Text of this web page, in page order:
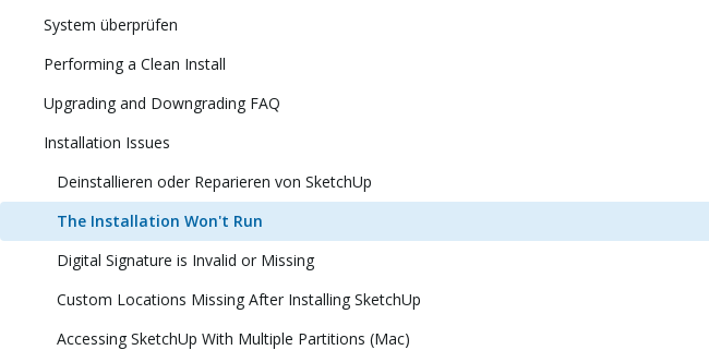
System überprüfen
Performing a Clean Install
Upgrading and Downgrading FAQ
Installation Issues
Deinstallieren oder Reparieren von SketchUp
The Installation Won't Run
Digital Signature is Invalid or Missing
Custom Locations Missing After Installing SketchUp
Accessing SketchUp With Multiple Partitions (Mac)